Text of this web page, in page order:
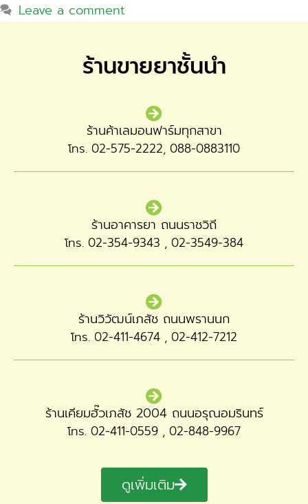
Leave a comment
ร้านขายยาชั้นนำ
ร้านค้าเลมอนฟาร์มทุกสาขา
โทร. 02-575-2222, 088-0883110
ร้านอาคารยา ถนนราชวิถี
โทร. 02-354-9343 , 02-3549-384
ร้านวิวัฒน์เภสัช ถนนพรานนก
โทร. 02-411-4674 , 02-412-7212
ร้านเคียมฮั๊วเภสัช 2004 ถนนอรุณอมรินทร์
โทร. 02-411-0559 , 02-848-9967
ดูเพิ่มเติม